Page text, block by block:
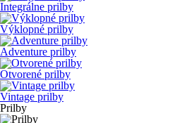
Integrálne prilby
Výklopné prilby
Adventure prilby
Otvorené prilby
Vintage prilby
Prilby